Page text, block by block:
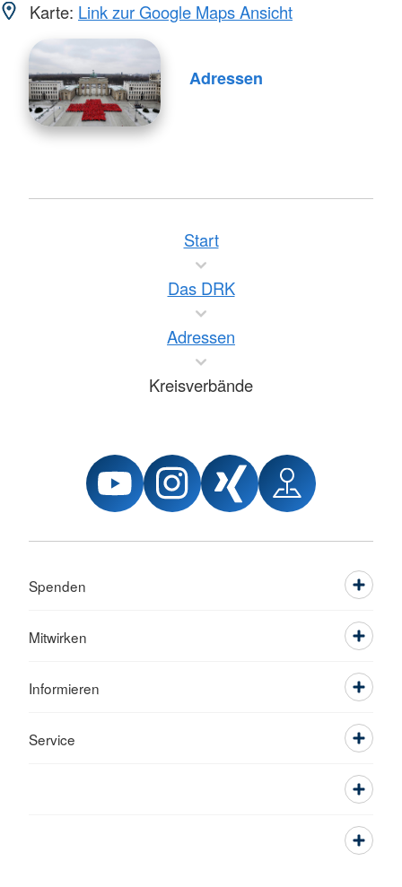
Karte: Link zur Google Maps Ansicht
Adressen
Start
Das DRK
Adressen
Kreisverbände
Spenden
Mitwirken
Informieren
Service